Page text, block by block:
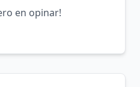
en opinar!